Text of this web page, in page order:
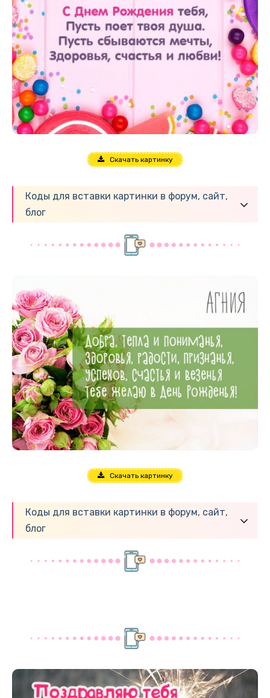
Скачать картинку
Коды для вставки картинки в форум, сайт,
блог
Скачать картинку
Коды для вставки картинки в форум, сайт,
блог